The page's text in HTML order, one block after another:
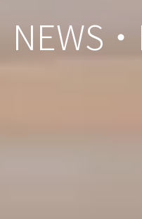
NEWS